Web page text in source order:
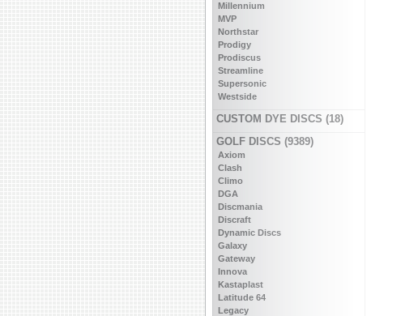
Millennium
MVP
Northstar
Prodigy
Prodiscus
Streamline
Supersonic
Westside
CUSTOM DYE DISCS (18)
GOLF DISCS (9389)
Axiom
Clash
Climo
DGA
Discmania
Discraft
Dynamic Discs
Galaxy
Gateway
Innova
Kastaplast
Latitude 64
Legacy